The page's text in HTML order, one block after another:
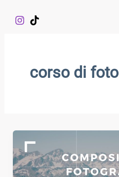
corso di